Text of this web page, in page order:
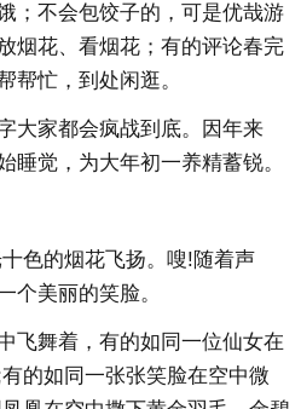
；不会包饺子的，可是优哉游
烟花、看烟花；有的评论春完
帮忙，到处闲逛。
大家都会疯战到底。因年来
睡觉，为大年初一养精蓄锐。
色的烟花飞扬。嗖!随着声
个美丽的笑脸。
飞舞着，有的如同一位仙女在
的如同一张张笑脸在空中微